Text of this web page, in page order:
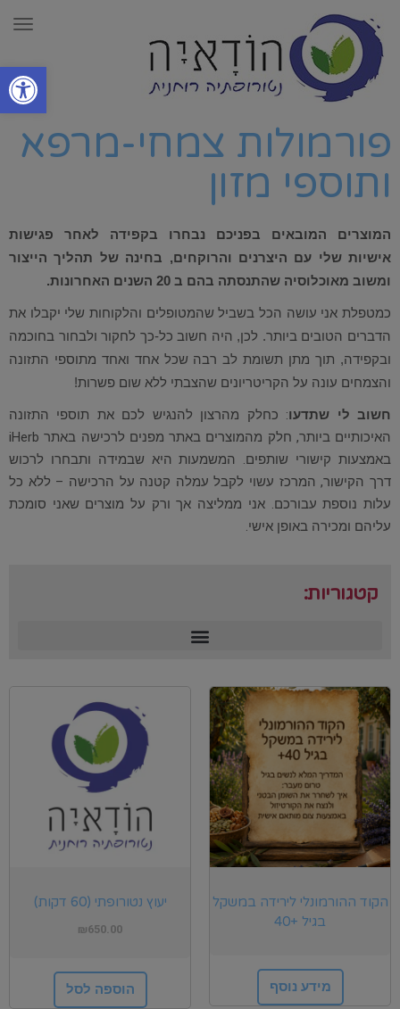
פתח
פורמולות צמחי-מרפא
ותוספי מזון
המוצרים המובאים בפניכם נבחרו בקפידה לאחר פגישות
אישיות שלי עם היצרנים והרוקחים, בחינה של תהליך הייצור
ומשוב מאוכלוסיה שהתנסתה בהם ב 20 השנים האחרונות.
כמטפלת אני עושה הכל בשביל שהמטופלים והלקוחות שלי יקבלו את
הדברים הטובים ביותר. לכן, היה חשוב כל-כך לחקור ולבחור בחוכמה
ובקפידה, תוך מתן תשומת לב רבה שכל אחד ואחד מתוספי התזונה
והצמחים עונה על הקריטריונים שהצבתי ללא שום פשרות!
חשוב לי שתדעו: כחלק מהרצון להנגיש לכם את תוספי התזונה
האיכותיים ביותר, חלק מהמוצרים באתר מפנים לרכישה באתר iHerb
באמצעות קישורי שותפים. המשמעות היא שבמידה ותבחרו לרכוש
דרך הקישור, המרכז עשוי לקבל עמלה קטנה על הרכישה – ללא כל
עלות נוספת עבורכם. אני ממליצה אך ורק על מוצרים שאני סומכת
עליהם ומכירה באופן אישי.
קטגוריות:
הקוד ההורמונלי לירידה במשקל
בגיל +40
מידע נוסף
יעוץ נטורופתי (60 דקות)
₪650.00
הוספה לסל